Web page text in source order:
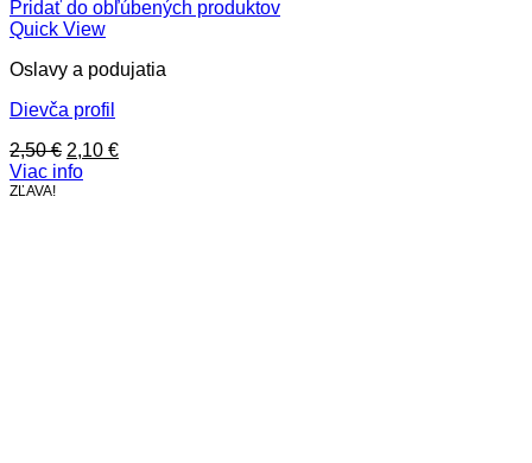
Pridať do obľúbených produktov
Quick View
Oslavy a podujatia
Dievča profil
2,50€ Pôvodná
cena
2,10 €Aktuálna
Viac info
ZĽAVA!